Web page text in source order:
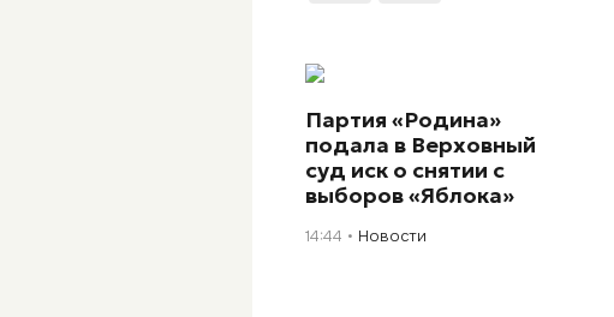
Партия «Родина»
подала в Верховный
суд иск о снятии с
выборов «Яблока»
14:44 Новости